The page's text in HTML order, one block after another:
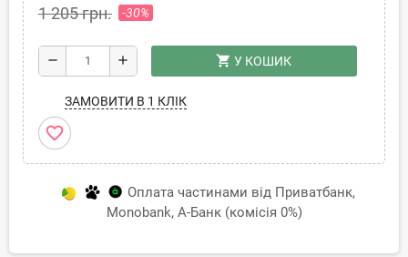
1 205 грн. -30%
remove add shopping_cart У КОШИК
ЗАМОВИТИ В 1 КЛІК
favorite_border
Оплата частинами від Приватбанк,
Monobank, А-Банк (комісія 0%)